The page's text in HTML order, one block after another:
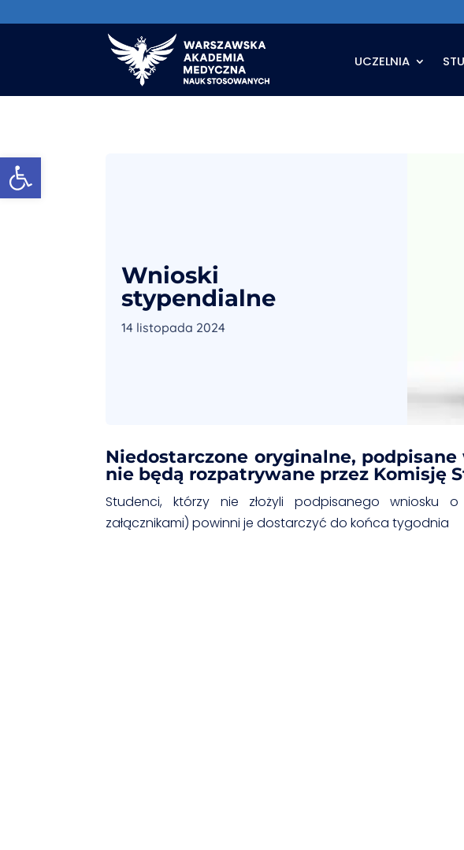
UCZELNIA
Wnioski
stypendialne
14 listopada 2024
Niedostarczone oryginalne,
nie będą rozpatrywane przez Komisję
Studenci, którzy nie złożyli podpisanego wniosku
załącznikami) powinni je dostarczyć do końca tygodnia
Otwórz pasek narzędzi